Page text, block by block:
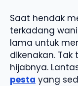
Saat hendak
terkadang
lama untuk
dikenakan.
hijabnya.
pesta yang